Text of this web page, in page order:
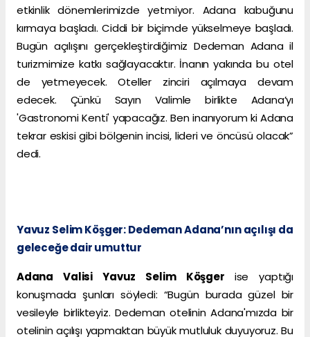
etkinlik dönemlerimizde yetmiyor. Adana kabuğunu
kırmaya başladı. Ciddi bir biçimde yükselmeye başladı.
Bugün açılışını gerçekleştirdiğimiz Dedeman Adana il
turizmimize katkı sağlayacaktır. İnanın yakında bu otel
de yetmeyecek. Oteller zinciri açılmaya devam
edecek. Çünkü Sayın Valimle birlikte Adana’yı
'Gastronomi Kenti' yapacağız. Ben inanıyorum ki Adana
tekrar eskisi gibi bölgenin incisi, lideri ve öncüsü olacak”
dedi.
Yavuz Selim Köşger: Dedeman Adana’nın açılışı da
geleceğe dair umuttur
Adana Valisi Yavuz Selim Köşger ise yaptığı
konuşmada şunları söyledi: “Bugün burada güzel bir
vesileyle birlikteyiz. Dedeman otelinin Adana'mızda bir
otelinin açılışı yapmaktan büyük mutluluk duyuyoruz. Bu